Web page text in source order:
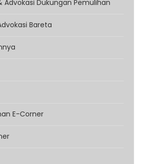
Advokasi Dukungan Pemulihan
Bareta
E-Corner